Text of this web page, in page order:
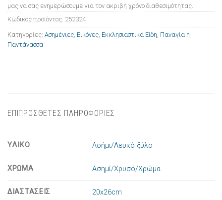
μας να σας ενημερώσουμε για τον ακριβή χρόνο διαθεσιμότητας.
Κωδικός προϊόντος: 252324
Κατηγορίες: Ασημένιες Εικόνες Εκκλησιαστικά Είδη Παναγία η
Παντάνασσα
ΕΠΙΠΡΟΣΘΕΤΕΣ ΠΛΗΡΟΦΟΡΙΕΣ
ΥΛΙΚΟ Ασήμι/Λευκό ξύλο
ΧΡΩΜΑ Ασημί/Χρυσό/Χρώμα
ΔΙΑΣΤΑΣΕΙΣ 20x26cm